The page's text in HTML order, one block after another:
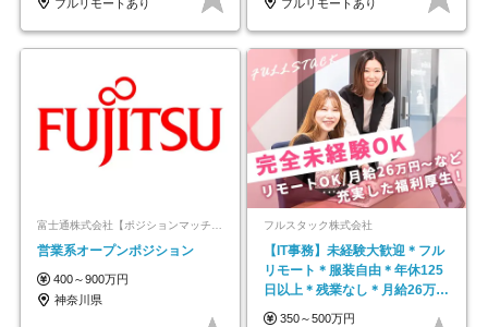
フルリモートあり
フルリモートあり
富士通株式会社【ポジションマッチ登録】
営業系オープンポジション
400～900万円
神奈川県
フルスタック株式会社
【IT事務】未経験大歓迎＊フル
リモート＊服装自由＊年休125
日以上＊残業なし＊月給26万円
以上
350～500万円